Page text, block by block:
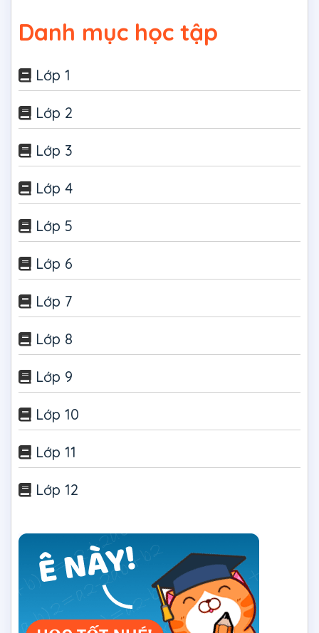
Danh mục học tập
Lớp 1
Lớp 2
Lớp 3
Lớp 4
Lớp 5
Lớp 6
Lớp 7
Lớp 8
Lớp 9
Lớp 10
Lớp 11
Lớp 12